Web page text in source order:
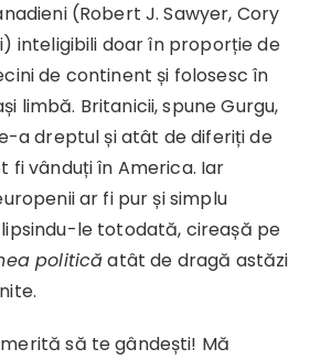
(Robert J. Sawyer, Cory
inteligibili doar în proporție de
de continent și folosesc în
limbă. Britanicii, spune Gurgu,
a dreptul și atât de diferiți de
fi vânduți în America. Iar
ar fi pur și simplu
le totodată, cireașă pe
politicăatât de dragă astăzi
să te gândești! Mă